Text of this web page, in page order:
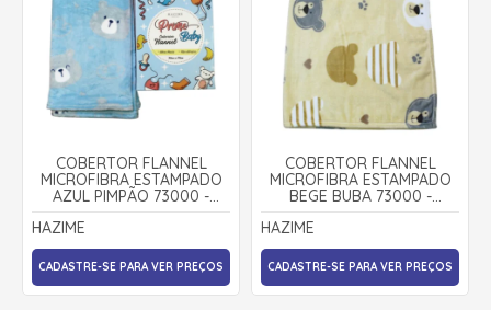
COBERTOR FLANNEL
MICROFIBRA ESTAMPADO
AZUL PIMPÃO 73000 -
HAZIME
HAZIME
CADASTRE-SE PARA VER PREÇOS
COBERTOR FLANNEL
MICROFIBRA ESTAMPADO
BEGE BUBA 73000 -
HAZIME
HAZIME
CADASTRE-SE PARA VER PREÇOS